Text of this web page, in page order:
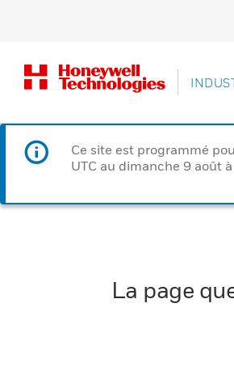
Ce site est programmé
UTC au dimanche 9 août
La page